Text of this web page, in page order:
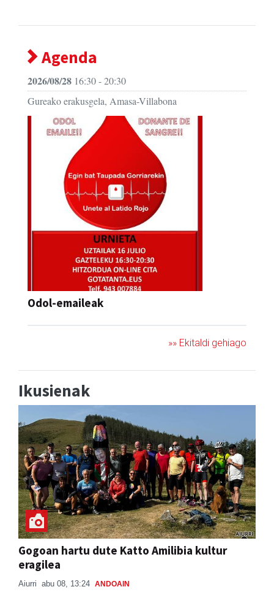
Agenda
2026/08/28 16:30 - 20:30
Gureako erakusgela, Amasa-Villabona
Odol-emaileak
»» Ekitaldi gehiago
Ikusienak
Gogoan hartu dute Katto Amilibia kultur
eragilea
Aiurri abu 08, 13:24 ANDOAIN